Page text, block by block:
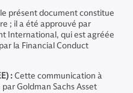
présent document constitue
; il a été approuvé par
International, qui est agréée
la Financial Conduct
:Cette communication à
Goldman Sachs Asset